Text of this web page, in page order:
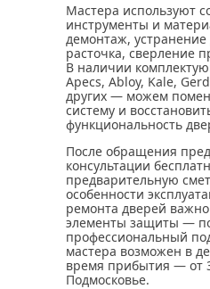
Мастера используют
инструменты и
демонтаж, устранение
расточка, сверление
В наличии
Apecs, Abloy, Kale,
других — можем
систему и
функциональность
После обращения
консультации
предварительную
особенности
ремонта дверей
элементы защиты —
профессиональный
мастера возможен в
время прибытия — от
Подмосковье.